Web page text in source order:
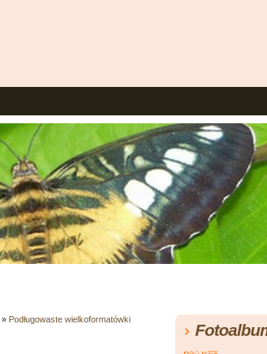
» Podługowaste wielkoformatówki